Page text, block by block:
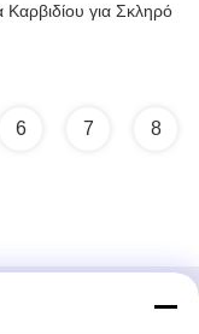
για Σκληρό
6 7 8